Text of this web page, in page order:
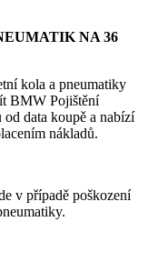
NA 36
kola a pneumatiky
BMW Pojištění
od data koupě a nabízí
nákladů.
v případě poškození